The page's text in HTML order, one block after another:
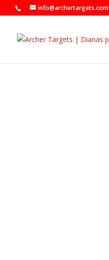
info@archertargets.com